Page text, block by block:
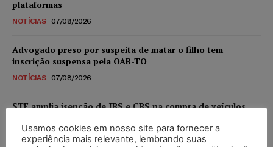
plataformas
NOTÍCIAS 07/08/2026
Advogado preso por suspeita de matar o filho tem
inscrição suspensa pela OAB-TO
NOTÍCIAS 07/08/2026
STF amplia isenção de IBS e CBS na compra de veículos
níveis
Usamos cookies em nosso site para fornecer a
experiência mais relevante, lembrando suas